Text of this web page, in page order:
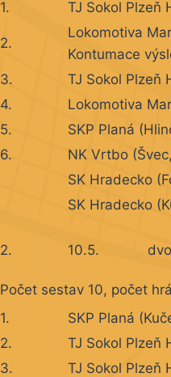
1.
TJ Sokol Plzeň
2.
Lokomotiva
Kontumace
3.
TJ Sokol Plzeň
4.
Lokomotiva
5.
SKP Planá
6.
NK Vrtbo
SK Hradecko
SK Hradecko
2. 10.5.
Počet sestav 10, počet
1.
SKP Planá
2.
TJ Sokol Plzeň
3.
TJ Sokol Plzeň